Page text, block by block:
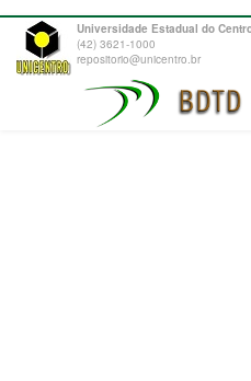
Universidade Estadual do
(42) 3621-1000
repositorio@unicentro.br